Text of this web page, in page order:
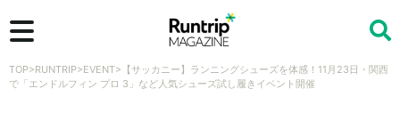
検索
TOP>RUNTRIP>EVENT> 【サッカニー】ランニングシューズを体感！11月23日・関西
で「エンドルフィン プロ 3」など人気シューズ試し履きイベント開催